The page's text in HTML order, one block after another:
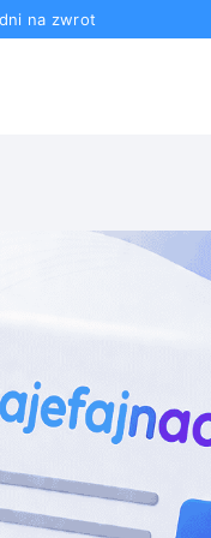
na zwrot